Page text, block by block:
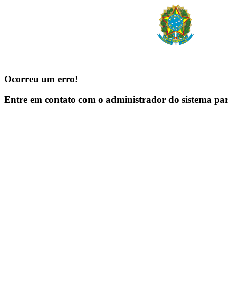
Ocorreu um erro!
Entre em contato com o administrador do sistema